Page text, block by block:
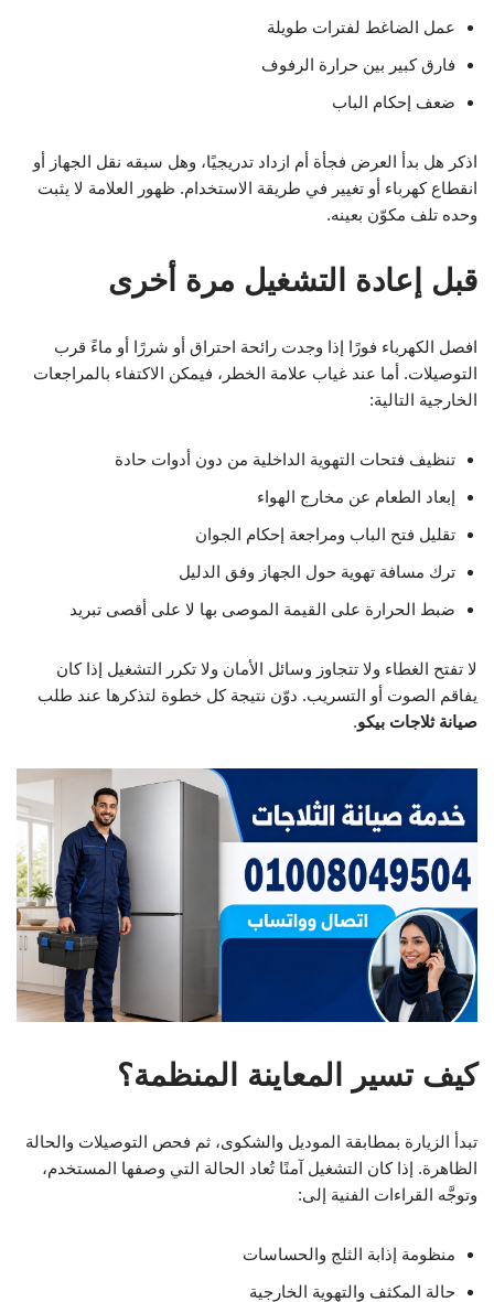
عمل الضاغط لفترات طويلة
فارق كبير بين حرارة الرفوف
ضعف إحكام الباب
اذكر هل بدأ العرض فجأة أم ازداد تدريجيًا، وهل سبقه نقل الجهاز أو
انقطاع كهرباء أو تغيير في طريقة الاستخدام. ظهور العلامة لا يثبت
وحده تلف مكوّن بعينه.
قبل إعادة التشغيل مرة أخرى
افصل الكهرباء فورًا إذا وجدت رائحة احتراق أو شررًا أو ماءً قرب
التوصيلات. أما عند غياب علامة الخطر، فيمكن الاكتفاء بالمراجعات
الخارجية التالية:
تنظيف فتحات التهوية الداخلية من دون أدوات حادة
إبعاد الطعام عن مخارج الهواء
تقليل فتح الباب ومراجعة إحكام الجوان
ترك مسافة تهوية حول الجهاز وفق الدليل
ضبط الحرارة على القيمة الموصى بها لا على أقصى تبريد
لا تفتح الغطاء ولا تتجاوز وسائل الأمان ولا تكرر التشغيل إذا كان
يفاقم الصوت أو التسريب. دوّن نتيجة كل خطوة لتذكرها عند طلب
صيانة ثلاجات بيكو.
كيف تسير المعاينة المنظمة؟
تبدأ الزيارة بمطابقة الموديل والشكوى، ثم فحص التوصيلات والحالة
الظاهرة. إذا كان التشغيل آمنًا تُعاد الحالة التي وصفها المستخدم،
وتوجَّه القراءات الفنية إلى:
منظومة إذابة الثلج والحساسات
حالة المكثف والتهوية الخارجية